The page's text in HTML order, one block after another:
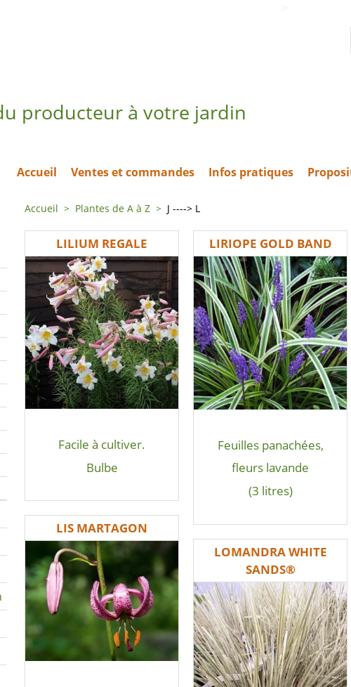
producteur à votre jardin
Accueil Ventes et commandes Infos pratiques
Accueil > Plantes de A à Z > J ----> L
LILIUM REGALE
Facile à cultiver.
Bulbe
LIRIOPE GOLD BAND
Feuilles panachées,
fleurs lavande
(3 litres)
LIS MARTAGON
LOMANDRA WHITE
SANDS®